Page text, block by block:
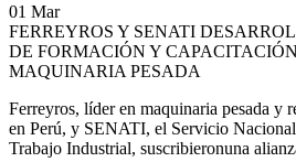
01 Mar
FERREYROS Y SENATI
DE FORMACIÓN Y
MAQUINARIA PESADA
Ferreyros, líder en maquinaria pesada y
en Perú, y SENATI, el Servicio
Trabajo Industrial, suscribieronuna